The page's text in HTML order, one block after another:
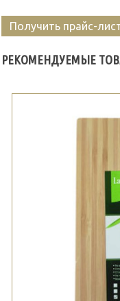
Получить прайс-
РЕКОМЕНДУЕМЫЕ